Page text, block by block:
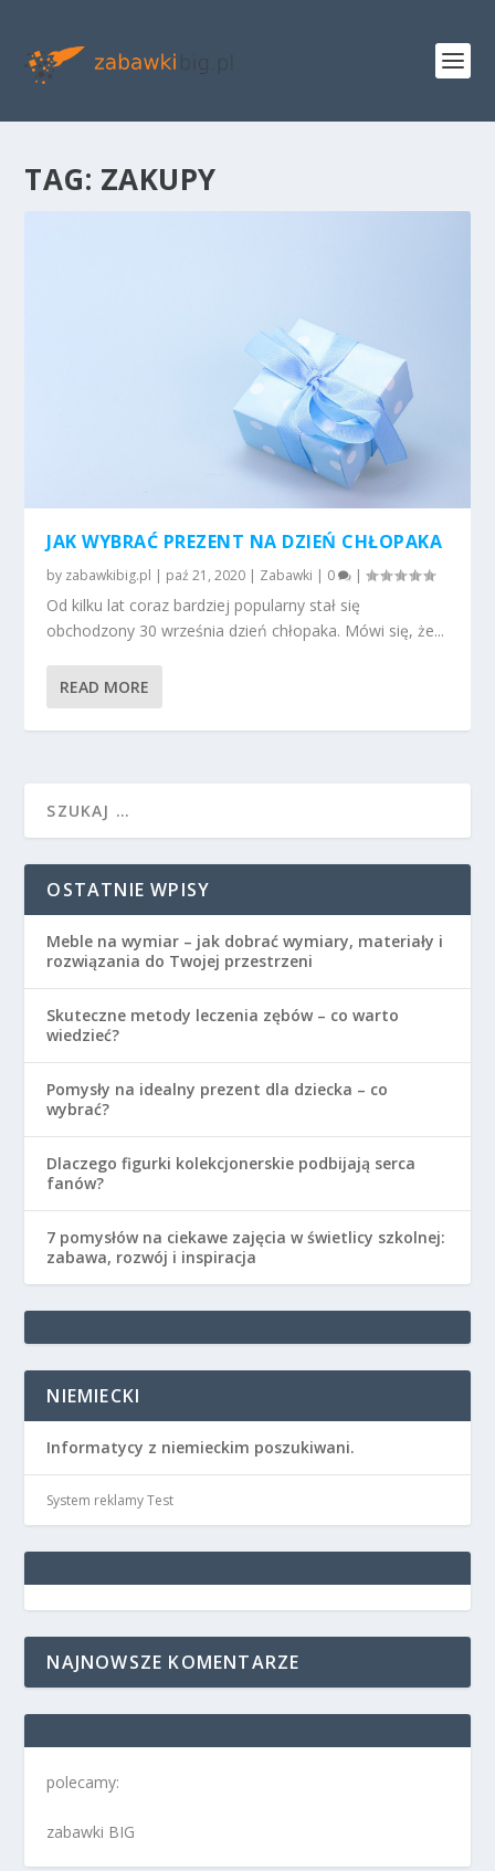
TAG: ZAKUPY
JAK WYBRAĆ PREZENT NA DZIEŃ CHŁOPAKA
by zabawkibig.pl | paź 21, 2020 | Zabawki | 0 |
Od kilku lat coraz bardziej popularny stał się
obchodzony 30 września dzień chłopaka. Mówi się, że...
READ MORE
OSTATNIE WPISY
Meble na wymiar – jak dobrać wymiary, materiały i
rozwiązania do Twojej przestrzeni
Skuteczne metody leczenia zębów – co warto
wiedzieć?
Pomysły na idealny prezent dla dziecka – co
wybrać?
Dlaczego figurki kolekcjonerskie podbijają serca
fanów?
7 pomysłów na ciekawe zajęcia w świetlicy szkolnej:
zabawa, rozwój i inspiracja
NIEMIECKI
Informatycy z niemieckim poszukiwani.
System reklamy Test
NAJNOWSZE KOMENTARZE
polecamy:
zabawki BIG